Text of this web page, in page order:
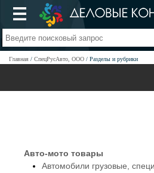
Главная СпецРусАвто, ООО Разделы и рубрики
Авто-мото товары
Автомобили грузовые,